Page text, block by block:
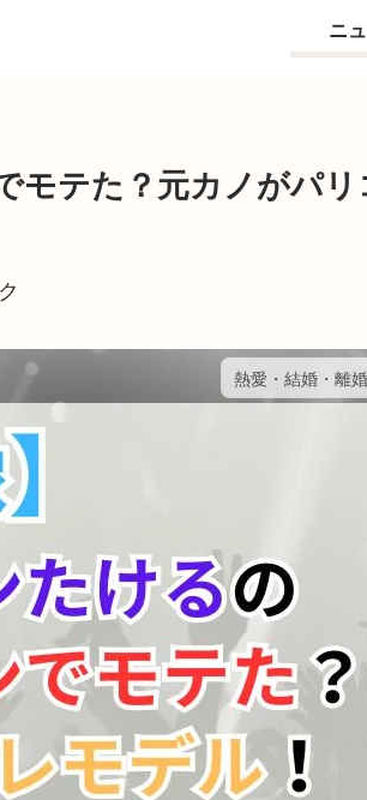
ニ
モテた？元カノがパリ
熱愛・結婚・離婚